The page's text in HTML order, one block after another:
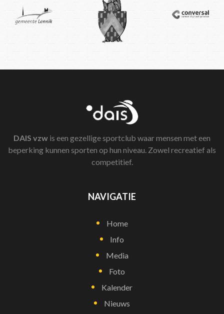
DAIS vzw is een gezellige sportclub waar mensen met een
beperking kunnen sporten op hun niveau. Zowel recreatief als
competitief.
NAVIGATIE
Home
Info
Media
Foto
Kalender
Nieuws